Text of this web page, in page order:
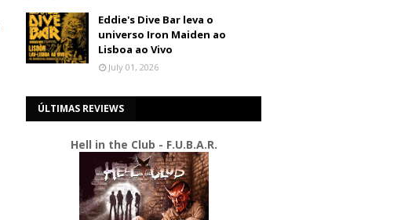
Eddie's Dive Bar leva o
universo Iron Maiden ao
Lisboa ao Vivo
July 01, 2026
ÚLTIMAS REVIEWS
Hell in the Club - F.U.B.A.R.